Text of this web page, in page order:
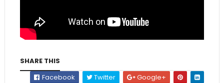
SHARE THIS
Facebook
Twitter Google+